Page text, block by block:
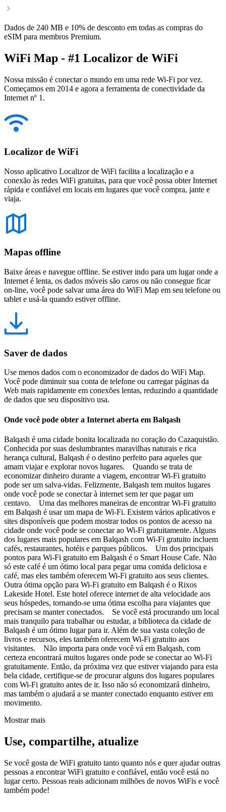
Dados de 240 MB e 10% de desconto em todas as compras do
eSIM para membros Premium.
WiFi Map - #1 Localizor de WiFi
Nossa missão é conectar o mundo em uma rede Wi-Fi por vez.
Começamos em 2014 e agora a ferramenta de conectividade da
Internet nº 1.
Localizor de WiFi
Nosso aplicativo Localizor de WiFi facilita a localização e a
conexão às redes WiFi gratuitas, para que você possa obter Internet
rápida e confiável em locais em lugares que você compra, jante e
viaja.
Mapas offline
Baixe áreas e navegue offline. Se estiver indo para um lugar onde a
Internet é lenta, os dados móveis são caros ou não consegue ficar
on-line, você pode salvar uma área do WiFi Map em seu telefone ou
tablet e usá-la quando estiver offline.
Saver de dados
Use menos dados com o economizador de dados do WiFi Map.
Você pode diminuir sua conta de telefone ou carregar páginas da
Web mais rapidamente em conexões lentas, reduzindo a quantidade
de dados que seu dispositivo usa.
Onde você pode obter a Internet aberta em Balqash
Balqash é uma cidade bonita localizada no coração do Cazaquistão.
Conhecida por suas deslumbrantes maravilhas naturais e rica
herança cultural, Balqash é o destino perfeito para aqueles que
amam viajar e explorar novos lugares. Quando se trata de
economizar dinheiro durante a viagem, encontrar Wi-Fi gratuito
pode ser um salva-vidas. Felizmente, Balqash tem muitos lugares
onde você pode se conectar à internet sem ter que pagar um
centavo. Uma das melhores maneiras de encontrar Wi-Fi gratuito
em Balqash é usar um mapa de Wi-Fi. Existem vários aplicativos e
sites disponíveis que podem mostrar todos os pontos de acesso na
cidade onde você pode se conectar ao Wi-Fi gratuitamente. Alguns
dos lugares mais populares em Balqash com Wi-Fi gratuito incluem
cafés, restaurantes, hotéis e parques públicos. Um dos principais
pontos para Wi-Fi gratuito em Balqash é o Smart House Cafe. Não
só este café é um ótimo local para pegar uma comida deliciosa e
café, mas eles também oferecem Wi-Fi gratuito aos seus clientes.
Outra ótima opção para Wi-Fi gratuito em Balqash é o Rixos
Lakeside Hotel. Este hotel oferece internet de alta velocidade aos
seus hóspedes, tornando-se uma ótima escolha para viajantes que
precisam se manter conectados. Se você está procurando um local
mais tranquilo para trabalhar ou estudar, a biblioteca da cidade de
Balqash é um ótimo lugar para ir. Além de sua vasta coleção de
livros e recursos, eles também oferecem Wi-Fi gratuito aos
visitantes. Não importa para onde você vá em Balqash, com
certeza encontrará muitos lugares onde pode se conectar ao Wi-Fi
gratuitamente. Então, da próxima vez que estiver viajando para esta
bela cidade, certifique-se de procurar alguns dos lugares populares
com Wi-Fi gratuito antes de ir. Isso não só economizará dinheiro,
mas também o ajudará a se manter conectado enquanto estiver em
movimento.
Mostrar mais
Use, compartilhe, atualize
Se você gosta de WiFi gratuito tanto quanto nós e quer ajudar outras
pessoas a encontrar WiFi gratuito e confiável, então você está no
lugar certo. Pessoas reais adicionam milhões de novos WiFis e você
também pode!